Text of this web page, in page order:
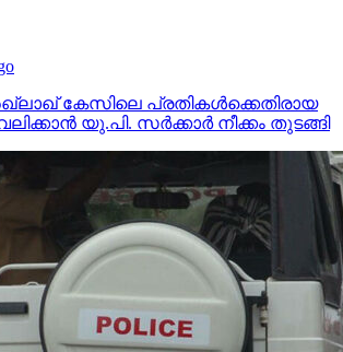
കേസിലെ പ്രതികള്‍ക്കെതിരായ
യു.പി. സര്‍ക്കാര്‍ നീക്കം തുടങ്ങി